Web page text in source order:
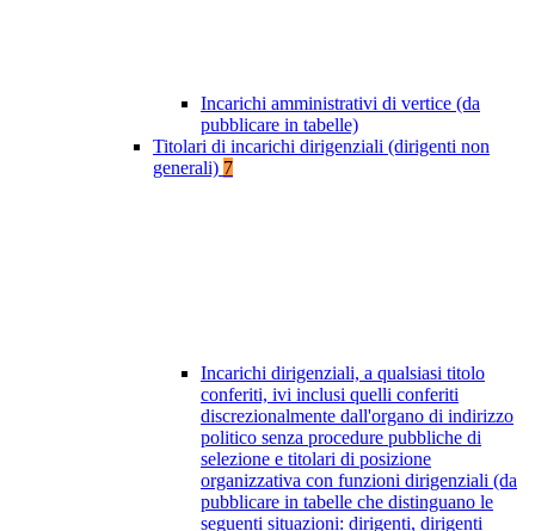
Incarichi amministrativi di vertice (da
pubblicare in tabelle)
Titolari di incarichi dirigenziali (dirigenti non
generali) 7
Incarichi dirigenziali, a qualsiasi titolo
conferiti, ivi inclusi quelli conferiti
discrezionalmente dall'organo di indirizzo
politico senza procedure pubbliche di
selezione e titolari di posizione
organizzativa con funzioni dirigenziali (da
pubblicare in tabelle che distinguano le
seguenti situazioni: dirigenti, dirigenti